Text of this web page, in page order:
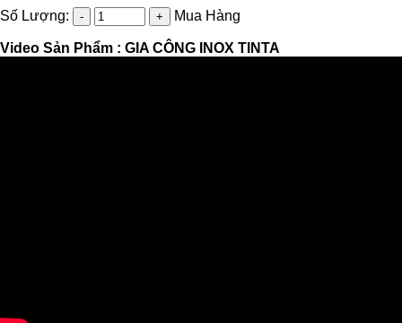
Số Lượng: Mua Hàng
Video Sản Phẩm : GIA CÔNG INOX TINTA